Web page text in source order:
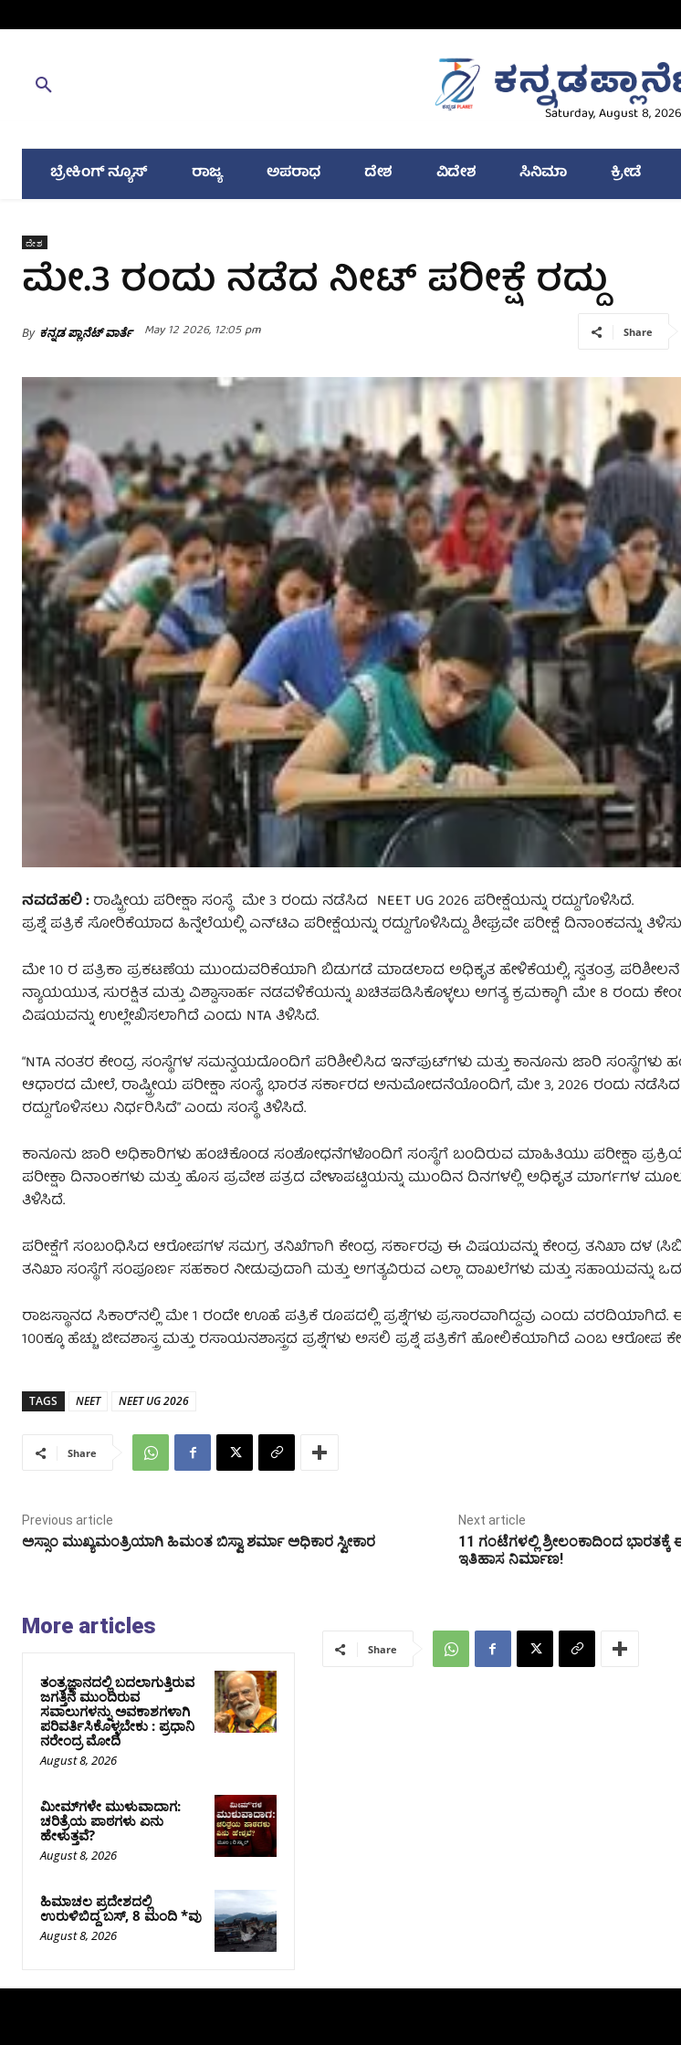
Saturday, August 8, 2026
ಬ್ರೇಕಿಂಗ್ ನ್ಯೂಸ್ ರಾಜ್ಯ ಅಪರಾಧ ದೇಶ ವಿದೇಶ ಸಿನಿಮಾ ಕ್ರೀಡೆ
ದೇಶ
ಮೇ.3 ರಂದು ನಡೆದ ನೀಟ್‌ ಪರೀಕ್ಷೆ ರದ್ದು
By ಕನ್ನಡ ಪ್ಲಾನೆಟ್ ವಾರ್ತೆ May 12 2026, 12:05 pm Share
ನವದೆಹಲಿ :ರಾಷ್ಟ್ರೀಯ ಪರೀಕ್ಷಾ ಸಂಸ್ಥೆ ಮೇ 3 ರಂದು ನಡೆಸಿದ NEET UG 2026 ಪರೀಕ್ಷೆಯನ್ನು ರದ್ದುಗೊಳಿಸಿದೆ.
ಪ್ರಶ್ನೆ ಪತ್ರಿಕೆ ಸೋರಿಕೆಯಾದ ಹಿನ್ನೆಲೆಯಲ್ಲಿ ಎನ್‌ಟಿಎ ಪರೀಕ್ಷೆಯನ್ನು ರದ್ದುಗೊಳಿಸಿದ್ದು ಶೀಘ್ರವೇ ಪರೀಕ್ಷೆ ದಿನಾಂಕವನ್ನು
ಮೇ 10 ರ ಪತ್ರಿಕಾ ಪ್ರಕಟಣೆಯ ಮುಂದುವರಿಕೆಯಾಗಿ ಬಿಡುಗಡೆ ಮಾಡಲಾದ ಅಧಿಕೃತ ಹೇಳಿಕೆಯಲ್ಲಿ, ಸ್ವತಂತ್ರ ಪರಿಶೀಲನೆ
ನ್ಯಾಯಯುತ, ಸುರಕ್ಷಿತ ಮತ್ತು ವಿಶ್ವಾಸಾರ್ಹ ನಡವಳಿಕೆಯನ್ನು ಖಚಿತಪಡಿಸಿಕೊಳ್ಳಲು ಅಗತ್ಯ ಕ್ರಮಕ್ಕಾಗಿ ಮೇ 8 ರಂದು
ವಿಷಯವನ್ನು ಉಲ್ಲೇಖಿಸಲಾಗಿದೆ ಎಂದು NTA ತಿಳಿಸಿದೆ.
“NTA ನಂತರ ಕೇಂದ್ರ ಸಂಸ್ಥೆಗಳ ಸಮನ್ವಯದೊಂದಿಗೆ ಪರಿಶೀಲಿಸಿದ ಇನ್‌ಪುಟ್‌ಗಳು ಮತ್ತು ಕಾನೂನು ಜಾರಿ
ಆಧಾರದ ಮೇಲೆ, ರಾಷ್ಟ್ರೀಯ ಪರೀಕ್ಷಾ ಸಂಸ್ಥೆ, ಭಾರತ ಸರ್ಕಾರದ ಅನುಮೋದನೆಯೊಂದಿಗೆ, ಮೇ 3, 2026 ರಂದು ನಡೆಸಿದ
ರದ್ದುಗೊಳಿಸಲು ನಿರ್ಧರಿಸಿದೆ” ಎಂದು ಸಂಸ್ಥೆ ತಿಳಿಸಿದೆ.
ಕಾನೂನು ಜಾರಿ ಅಧಿಕಾರಿಗಳು ಹಂಚಿಕೊಂಡ ಸಂಶೋಧನೆಗಳೊಂದಿಗೆ ಸಂಸ್ಥೆಗೆ ಬಂದಿರುವ ಮಾಹಿತಿಯು ಪರೀಕ್ಷಾ
ಪರೀಕ್ಷಾ ದಿನಾಂಕಗಳು ಮತ್ತು ಹೊಸ ಪ್ರವೇಶ ಪತ್ರದ ವೇಳಾಪಟ್ಟಿಯನ್ನು ಮುಂದಿನ ದಿನಗಳಲ್ಲಿ ಅಧಿಕೃತ ಮಾರ್ಗಗಳ
ತಿಳಿಸಿದೆ.
ಪರೀಕ್ಷೆಗೆ ಸಂಬಂಧಿಸಿದ ಆರೋಪಗಳ ಸಮಗ್ರ ತನಿಖೆಗಾಗಿ ಕೇಂದ್ರ ಸರ್ಕಾರವು ಈ ವಿಷಯವನ್ನು ಕೇಂದ್ರ ತನಿಖಾ ದಳ
ತನಿಖಾ ಸಂಸ್ಥೆಗೆ ಸಂಪೂರ್ಣ ಸಹಕಾರ ನೀಡುವುದಾಗಿ ಮತ್ತು ಅಗತ್ಯವಿರುವ ಎಲ್ಲಾ ದಾಖಲೆಗಳು ಮತ್ತು ಸಹಾಯವನ್ನು
ರಾಜಸ್ಥಾನದ ಸಿಕಾರ್‌ನಲ್ಲಿ ಮೇ 1 ರಂದೇ ಊಹೆ ಪತ್ರಿಕೆ ರೂಪದಲ್ಲಿ ಪ್ರಶ್ನೆಗಳು ಪ್ರಸಾರವಾಗಿದ್ದವು ಎಂದು
100ಕ್ಕೂ ಹೆಚ್ಚು ಜೀವಶಾಸ್ತ್ರ ಮತ್ತು ರಸಾಯನಶಾಸ್ತ್ರದ ಪ್ರಶ್ನೆಗಳು ಅಸಲಿ ಪ್ರಶ್ನೆ ಪತ್ರಿಕೆಗೆ ಹೋಲಿಕೆಯಾಗಿದೆ ಎಂಬ ಆರೋಪ
TAGS NEET NEET UG 2026
Share
Previous article
ಅಸ್ಸಾಂ ಮುಖ್ಯಮಂತ್ರಿಯಾಗಿ ಹಿಮಂತ ಬಿಸ್ವಾ ಶರ್ಮಾ ಅಧಿಕಾರ ಸ್ವೀಕಾರ
Next article
11 ಗಂಟೆಗಳಲ್ಲಿ ಶ್ರೀಲಂಕಾದಿಂದ
ಇತಿಹಾಸ ನಿರ್ಮಾಣ!
More articles
ತಂತ್ರಜ್ಞಾನದಲ್ಲಿ ಬದಲಾಗುತ್ತಿರುವ
ಜಗತ್ತಿನ ಮುಂದಿರುವ
ಸವಾಲುಗಳನ್ನು ಅವಕಾಶಗಳಾಗಿ
ಪರಿವರ್ತಿಸಿಕೊಳ್ಳಬೇಕು : ಪ್ರಧಾನಿ
ನರೇಂದ್ರ ಮೋದಿ
August 8, 2026
ಮೀಮ್‌ಗಳೇ ಮುಳುವಾದಾಗ:
ಚರಿತ್ರೆಯ ಪಾಠಗಳು ಏನು
ಹೇಳುತ್ತವೆ?
August 8, 2026
ಹಿಮಾಚಲ ಪ್ರದೇಶದಲ್ಲಿ
ಉರುಳಿಬಿದ್ದ ಬಸ್‌, 8 ಮಂದಿ *ವು
August 8, 2026
Share